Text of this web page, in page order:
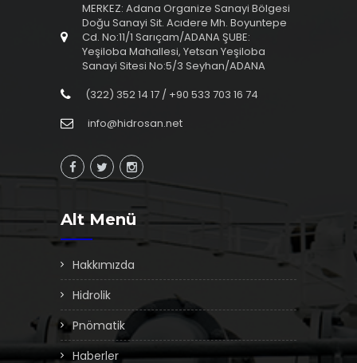
MERKEZ: Adana Organize Sanayi Bölgesi
Doğu Sanayi Sit. Acıdere Mh. Boyuntepe
Cd. No:11/1 Sarıçam/ADANA ŞUBE:
Yeşiloba Mahallesi, Yetsan Yeşiloba
Sanayi Sitesi No:5/3 Seyhan/ADANA
(322) 352 14 17 / +90 533 703 16 74
info@hidrosan.net
Alt Menü
Hakkımızda
Hidrolik
Pnömatik
Haberler